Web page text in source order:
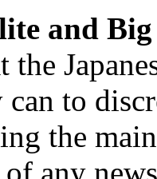
and
to
the
any